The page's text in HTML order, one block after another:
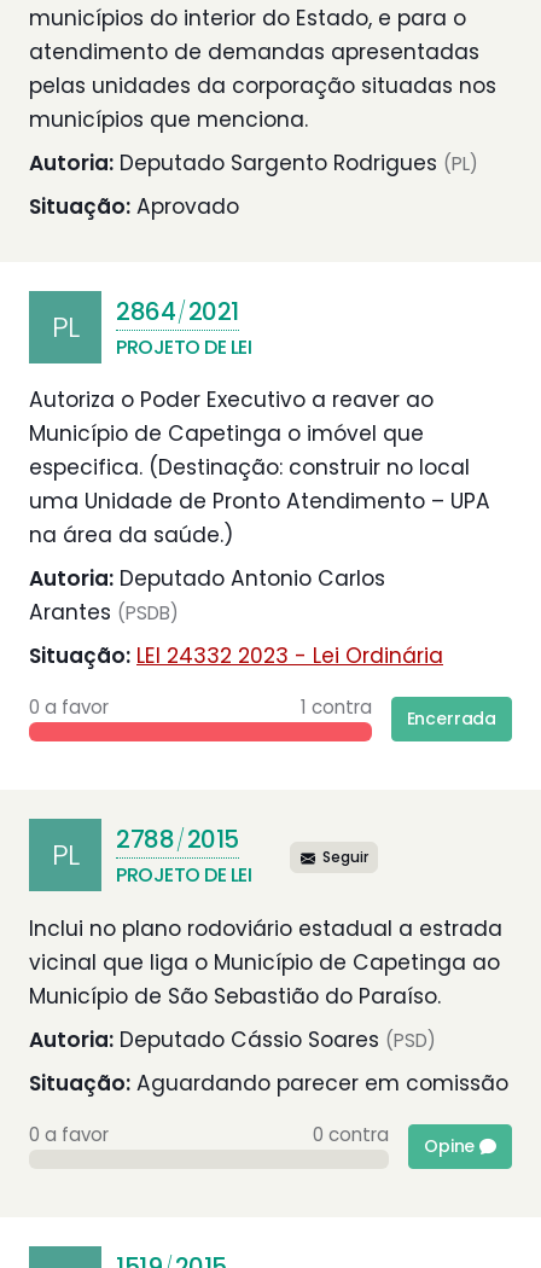
municípios do interior do Estado, e para o
atendimento de demandas apresentadas
pelas unidades da corporação situadas nos
municípios que menciona.
Autoria: Deputado Sargento Rodrigues (PL)
Situação: Aprovado
PL 2864/2021
PROJETO DE LEI
Autoriza o Poder Executivo a reaver ao
Município de Capetinga o imóvel que
especifica. (Destinação: construir no local
uma Unidade de Pronto Atendimento – UPA
na área da saúde.)
Autoria: Deputado Antonio Carlos
Arantes (PSDB)
Situação: LEI 24332 2023 - Lei Ordinária
0 a favor 1 contra Encerrada
PL 2788/2015
PROJETO DE LEI
Seguir
Inclui no plano rodoviário estadual a estrada
vicinal que liga o Município de Capetinga ao
Município de São Sebastião do Paraíso.
Autoria: Deputado Cássio Soares (PSD)
Situação: Aguardando parecer em comissão
0 a favor 0 contra Opine